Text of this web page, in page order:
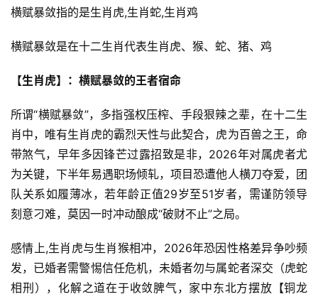
横赋暴敛指的是生肖虎,生肖蛇,生肖鸡
横赋暴敛是在十二生肖代表生肖虎、猴、蛇、猪、鸡
【生肖虎】：横赋暴敛的王者宿命
所谓“横赋暴敛”，多指强权压榨、手段狠辣之辈，在十二生
肖中，唯有生肖虎的霸烈天性与此契合，虎为百兽之王，命
带煞气，早年多因锋芒过露招致是非，2026年对属虎者尤
为关键，下半年易遇职场倾轧，项目恐遭他人横刀夺爱，团
队关系如履薄冰，若年龄正值29岁至51岁者，需谨防领导
刻意刁难，莫因一时冲动酿成“破财不止”之局。
感情上,生肖虎与生肖猴相冲，2026年恐因性格差异争吵频
发，已婚者需警惕信任危机，未婚者勿与属蛇者深交（虎蛇
相刑），化解之道在于收敛脾气，家中东北方摆放【铜龙